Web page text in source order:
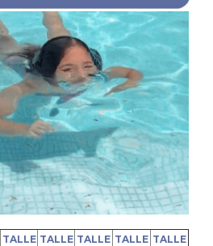
TALLE TALLE TALLE TALLE TALLE